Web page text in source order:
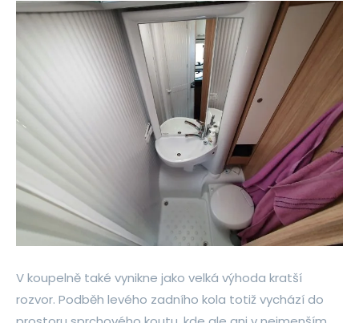
V koupelně také vynikne jako velká výhoda kratší
rozvor. Podběh levého zadního kola totiž vychází do